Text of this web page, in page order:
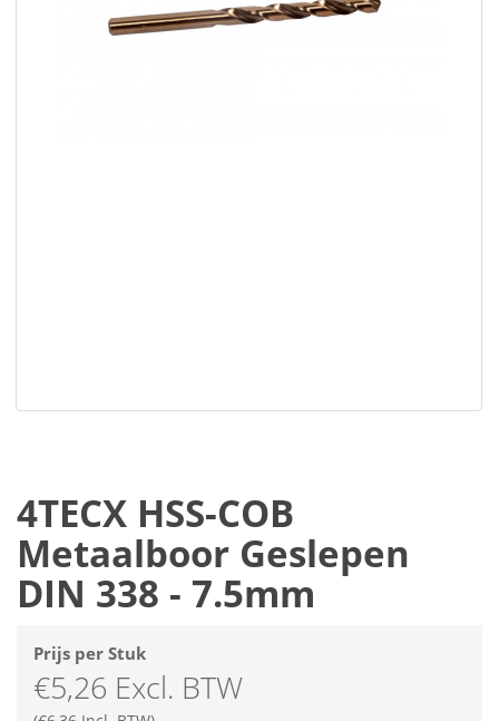
4TECX HSS-COB
Metaalboor Geslepen
DIN 338 - 7.5mm
Prijs per Stuk
€5,26 Excl. BTW